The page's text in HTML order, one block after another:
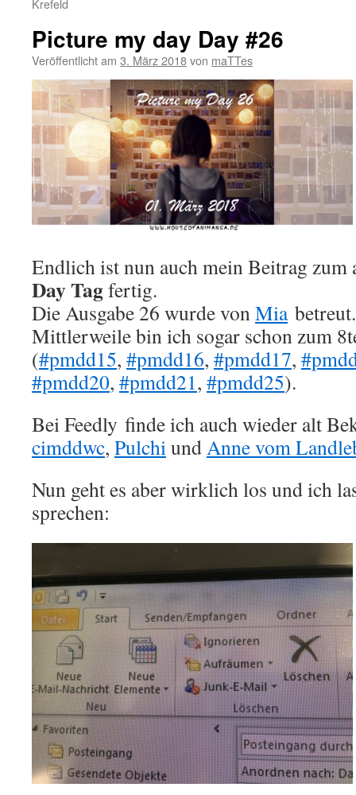
Krefeld
Picture my day Day #26
Veröffentlicht am 3. März 2018von maTTes
Endlich ist nun auch mein Beitrag
Day Tagfertig.
Die Ausgabe 26 wurde vonMiabetreut.
Mittlerweile bin ich sogar schon zum
(#pmdd15, #pmdd16, #pmdd17,
#pmdd20, #pmdd21, #pmdd25).
Bei Feedly finde ich auch wieder alt
cimddwc, PulchiundAnne vom
Nun geht es aber wirklich los und ich
sprechen: